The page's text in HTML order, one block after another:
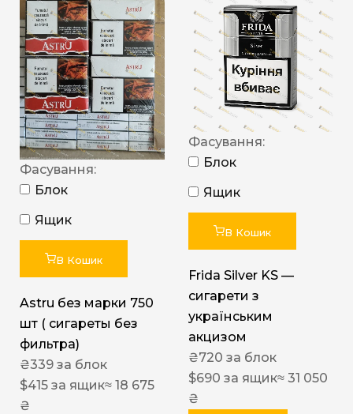
Фасування:
Блок
Ящик
В Кошик
Astru без марки 750
шт ( сигареты без
фильтра)
₴339 за блок
$415 за ящик≈ 18 675
₴
Фасування:
Блок
Ящик
В Кошик
Frida Silver KS —
сигарети з
українським
акцизом
₴720 за блок
$690 за ящик≈ 31 050
₴